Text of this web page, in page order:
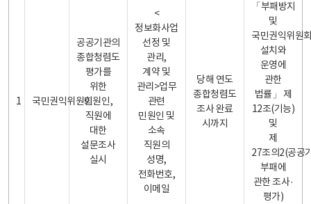
1 국민권익위원회
공공기관의
종합청렴도
평가를
위한
민원인,
직원에
대한
설문조사
실시
<
정보화사업
선정 및
관리,
계약 및
관리>업무
관련
민원인 및
소속
직원의
성명,
전화번호,
이메일
당해 연도
종합청렴도
조사 완료
시까지
「부패방지
및
국민권익위원
설치와
운영에
관한
법률」 제
12조(기능)
및
제
27조의2(공공
부패에
관한 조사·
평가)